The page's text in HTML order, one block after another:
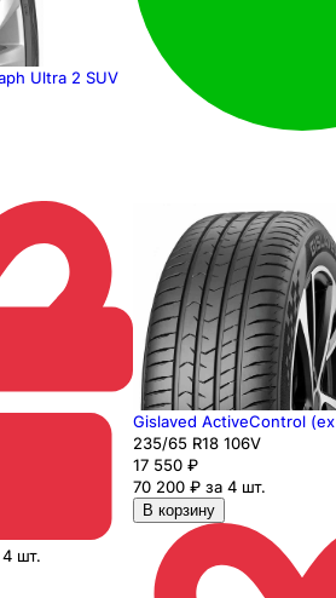
Ultra 2 SUV
4 шт.
Gislaved ActiveControl
235/65 R18 106V
17 550 ₽
70 200 ₽ за 4 шт.
В корзину